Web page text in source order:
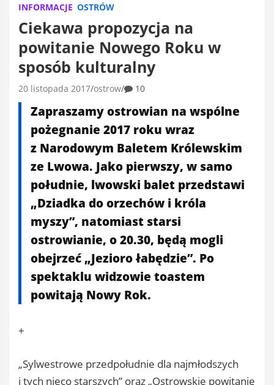
INFORMACJE OSTRÓW
Ciekawa propozycja na
powitanie Nowego Roku w
sposób kulturalny
20 listopada 2017 ostrow 10
Zapraszamy ostrowian na wspólne
pożegnanie 2017 roku wraz
z Narodowym Baletem Królewskim
ze Lwowa. Jako pierwszy, w samo
południe, lwowski balet przedstawi
„Dziadka do orzechów i króla
myszy”, natomiast starsi
ostrowianie, o 20.30, będą mogli
obejrzeć „Jezioro łabędzie”. Po
spektaklu widzowie toastem
powitają Nowy Rok.
+
„Sylwestrowe przedpołudnie dla najmłodszych
i tych nieco starszych” oraz „Ostrowskie powitanie